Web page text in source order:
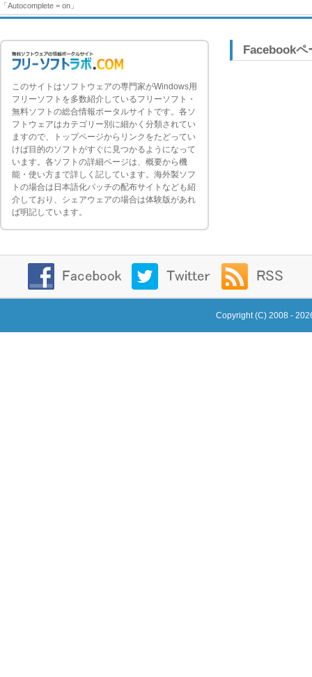
「Autocomplete = on」
このサイトはソフトウェアの専門家がWindows用
フリーソフトを多数紹介しているフリーソフト・
無料ソフトの総合情報ポータルサイトです。各ソ
フトウェアはカテゴリー別に細かく分類されてい
ますので、トップページからリンクをたどってい
けば目的のソフトがすぐに見つかるようになって
います。各ソフトの詳細ページは、概要から機
能・使い方まで詳しく記しています。海外製ソフ
トの場合は日本語化パッチの配布サイトなども紹
介しており、シェアウェアの場合は体験版があれ
ば明記しています。
Facebookペ
Copyright (C) 2008 -